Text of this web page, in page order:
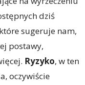
dziś
sugeruje nam,
postawy,
Ryzyko, w ten
oczywiście